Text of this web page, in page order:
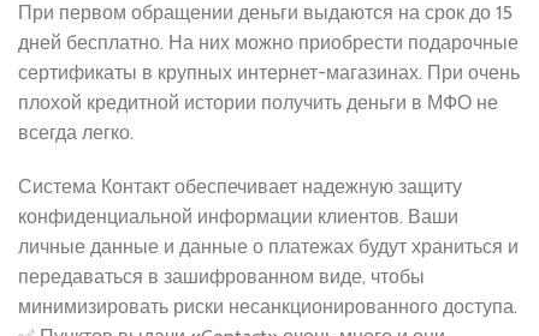
При первом обращении деньги выдаются на срок до 15
дней бесплатно. На них можно приобрести подарочные
сертификаты в крупных интернет-магазинах. При очень
плохой кредитной истории получить деньги в МФО не
всегда легко.
Система Контакт обеспечивает надежную защиту
конфиденциальной информации клиентов. Ваши
личные данные и данные о платежах будут храниться и
передаваться в зашифрованном виде, чтобы
минимизировать риски несанкционированного доступа.